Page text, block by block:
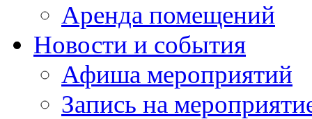
Аренда помещений
Новости и события
Афиша мероприятий
Запись на